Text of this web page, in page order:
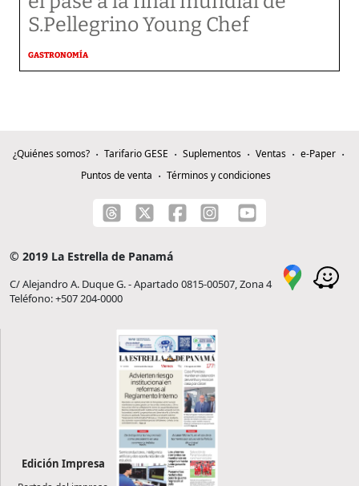
S.Pellegrino Young Chef
GASTRONOMÍA
¿Quiénes somos? Tarifario GESE Suplementos Ventas
e-Paper
Puntos de venta
Términos y condiciones
© 2019 La Estrella de Panamá
C/ Alejandro A. Duque G. - Apartado 0815-00507, Zona 4
Teléfono: +507 204-0000
Edición Impresa